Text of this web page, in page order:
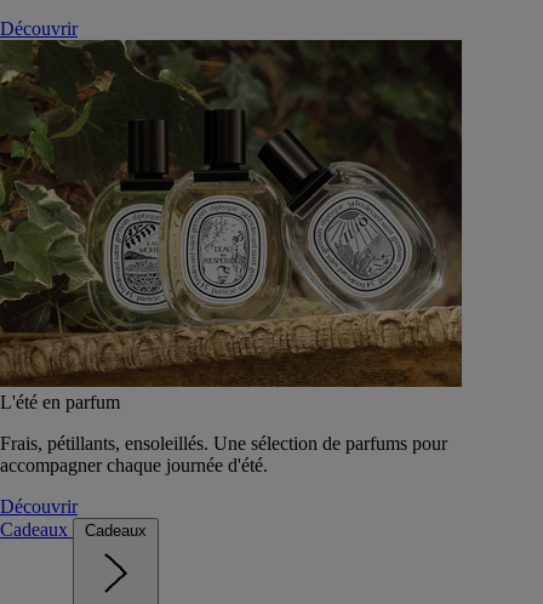
Découvrir
L'été en parfum
Frais, pétillants, ensoleillés. Une sélection de parfums pour
accompagner chaque journée d'été.
Découvrir
Cadeaux
Cadeaux